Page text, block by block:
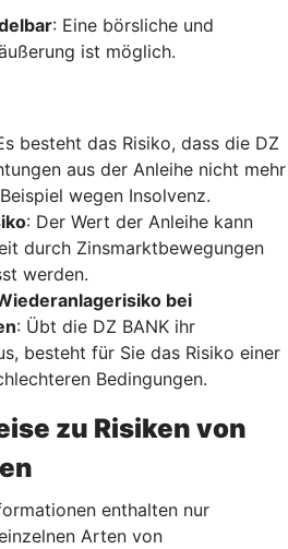
: Eine börsliche und
ist möglich.
besteht das Risiko, dass die DZ
aus der Anleihe nicht mehr
wegen Insolvenz.
: Der Wert der Anleihe kann
durch Zinsmarktbewegungen
werden.
bei
: Übt die DZ BANK ihr
besteht für Sie das Risiko einer
Bedingungen.
zu Risiken von
enthalten nur
Arten von